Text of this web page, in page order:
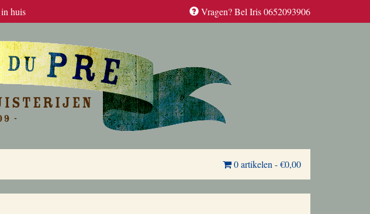
huis Vragen? Bel Iris 0652093906
0 artikelen -€0,00